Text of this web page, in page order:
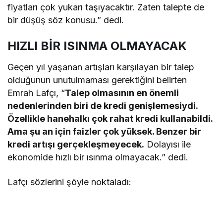
fiyatları çok yukarı taşıyacaktır. Zaten talepte de
bir düşüş söz konusu.” dedi.
HIZLI BİR ISINMA OLMAYACAK
Geçen yıl yaşanan artışları karşılayan bir talep
olduğunun unutulmaması gerektiğini belirten
Emrah Lafçı, “Talep olmasının en önemli
nedenlerinden biri de kredi genişlemesiydi.
Özellikle hanehalkı çok rahat kredi kullanabildi.
Ama şu an için faizler çok yüksek. Benzer bir
kredi artışı gerçekleşmeyecek. Dolayısı ile
ekonomide hızlı bir ısınma olmayacak.” dedi.
Lafçı sözlerini şöyle noktaladı: